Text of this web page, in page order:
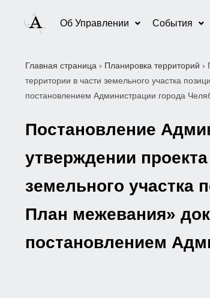
Об Управлении События
Главная страница › Планировка территорий ›
территории в части земельного участка
постановлением Администрации города
Постановление
утверждении
земельного участка
План межевания»
постановлением